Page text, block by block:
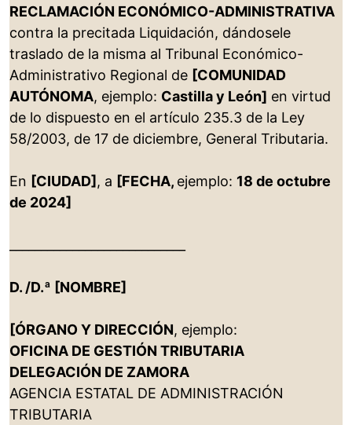
RECLAMACIÓN ECONÓMICO-ADMINISTRATIVA
contra la precitada Liquidación, dándosele
traslado de la misma al Tribunal Económico-
Administrativo Regional de [COMUNIDAD
AUTÓNOMA, ejemplo: Castilla y León] en virtud
de lo dispuesto en el artículo 235.3 de la Ley
58/2003, de 17 de diciembre, General Tributaria.
En [CIUDAD] , a [FECHA, ejemplo: 18 de octubre
de 2024]
D. /D.ª [NOMBRE]
[ÓRGANO Y DIRECCIÓN, ejemplo:
OFICINA DE GESTIÓN TRIBUTARIA
DELEGACIÓN DE ZAMORA
AGENCIA ESTATAL DE ADMINISTRACIÓN
TRIBUTARIA